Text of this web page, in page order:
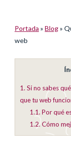
Portada » Blog»
web
1. Si no sabes
que tu web
1.1. Por qué
1.2.Cómo